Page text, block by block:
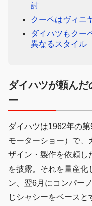
討
クーペはヴィニ
ダイハツもクー
異なるスタイル
ダイハツが頼ん
ー
ダイハツは1962年の
モーターショー）で
ザイン・製作を依頼し
を披露。それを量産
ン、翌6月にコンパー
じシャシーをベース